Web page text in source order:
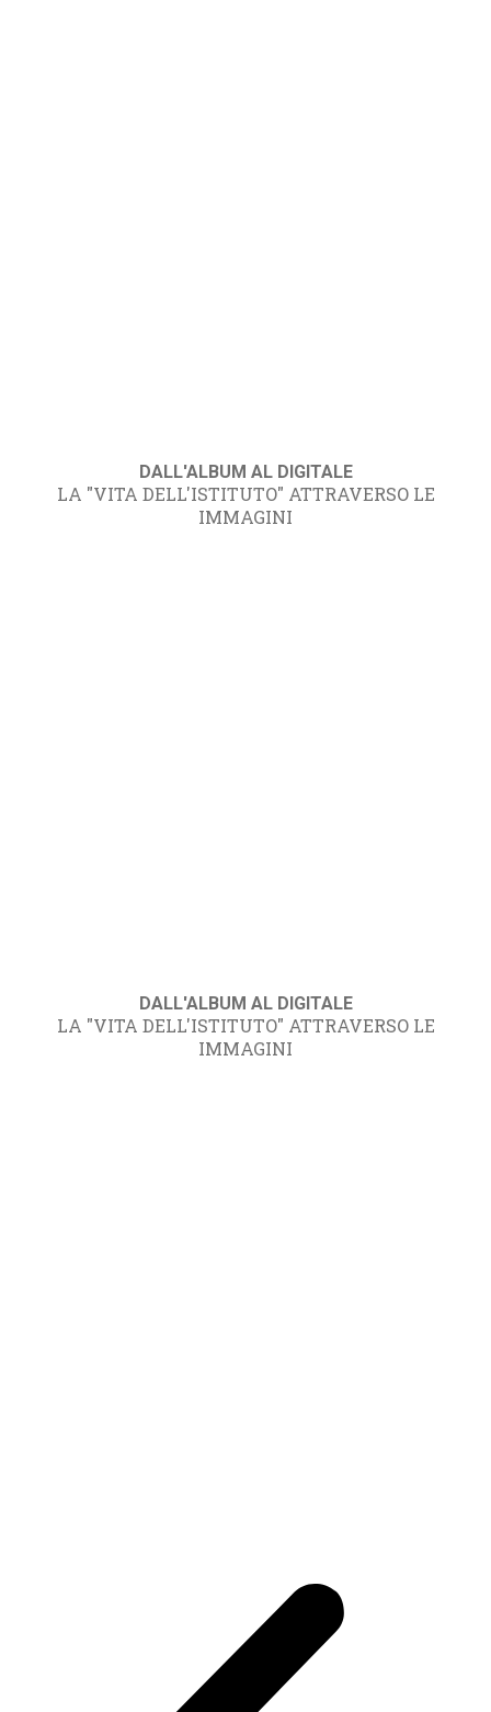
DALL'ALBUM AL DIGITALE
LA "VITA DELL'ISTITUTO" ATTRAVERSO LE
IMMAGINI
DALL'ALBUM AL DIGITALE
LA "VITA DELL'ISTITUTO" ATTRAVERSO LE
IMMAGINI